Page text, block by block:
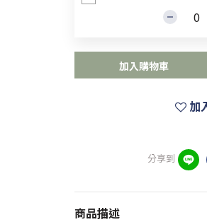
加入購物車
加
分享到
商品描述